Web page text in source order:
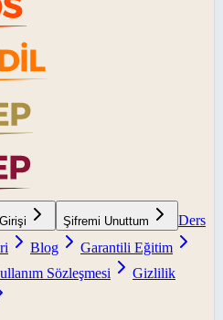
Şifremi Unuttum
Ders
Blog
Garantili Eğitim
Sözleşmesi
Gizlilik